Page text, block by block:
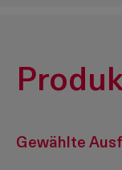
Gewählte